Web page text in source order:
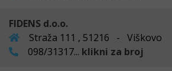
FIDENS d.o.o.
Straža 111 , 51216 - Viškovo
098/31317... klikni za broj